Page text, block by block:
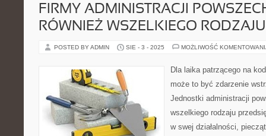
FIRMY ADMINISTRACJI
RÓWNIEŻ WSZELKIEGO RODZAJU
POSTED BY ADMIN SIE - 3 - 2025 MOŻLIWOŚĆ
Dla laika patrzącego na
może to być zdarzenie
Jednostki administracji
wszelkiego rodzaju
w swej działalności,